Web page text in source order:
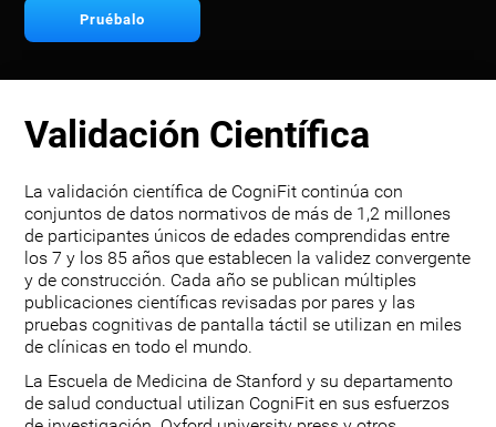
Pruébalo
Validación Científica
La validación científica de CogniFit continúa con
conjuntos de datos normativos de más de 1,2 millones
de participantes únicos de edades comprendidas entre
los 7 y los 85 años que establecen la validez convergente
y de construcción. Cada año se publican múltiples
publicaciones científicas revisadas por pares y las
pruebas cognitivas de pantalla táctil se utilizan en miles
de clínicas en todo el mundo.
La Escuela de Medicina de Stanford y su departamento
de salud conductual utilizan CogniFit en sus esfuerzos